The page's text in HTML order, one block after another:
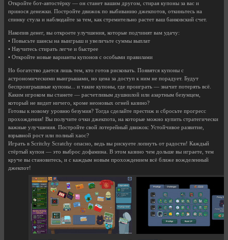
Откройте бот-автостёрку — он станет вашим другом, стирая купоны за вас и
принося денежки. Постройте движок по выбиванию джекпотов, откиньтесь на
спинку стула и наблюдайте за тем, как стремительно растет ваш банковский счет.
Накопив денег, вы откроете улучшения, которые подчинят вам удачу:
• Повысьте шансы на выигрыш и увеличьте суммы выплат
• Научитесь стирать легче и быстрее
• Откройте новые варианты купонов с особыми правилами
Но богатство дается лишь тем, кто готов рисковать. Появятся купоны с
астрономическими выигрышами, но цена за доступ к ним не порадует. Будут
беспроигрышные купоны... и такие купоны, где проиграть — значит потерять всё.
Каким игроком вы станете — расчетливым душнилой или азартным безумцем,
который не видит ничего, кроме неоновых огней казино?
Готовы к новому уровню безумия? Тогда сделайте престиж и сбросьте прогресс
прохождения! Вы получите очки джекпота, на которые можно купить стратегически
важные улучшения. Постройте свой лотерейный движок: Устойчивое развитие,
взрывной рост или полный хаос?
Играть в Scritchy Scratchy опасно, ведь вы рискуете лопнуть от радости! Каждый
стёртый купон — это выброс дофамина. В этом казино чем дольше вы играете, тем
круче вы становитесь, и с каждым новым прохождением всё ближе вожделенный
джекпот!